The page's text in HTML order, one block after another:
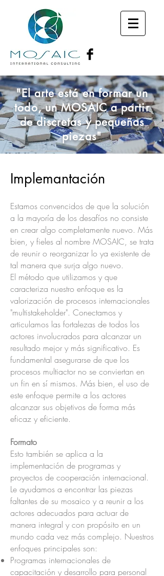
"El arte está en formar un
todo, un MOSAIC a partir
de discretas y pequeñas
piezas"
Implemantación
Estamos convencidos de que la solución
a la mayoría de los desafíos no consiste
en crear algo completamente nuevo. Más
bien, y fieles al nombre MOSAIC, se trata
de reunir o reorganizar lo ya existente de
tal manera que surja algo nuevo.
El método que utilizamos y que
caracteriza nuestro enfoque es la
valorización de procesos internacionales
"multistakeholder". Conectamos y
articulamos las fortalezas de todos los
actores involucrados para alcanzar un
resultado mejor y más significativo. Es
fundamental asegurarse de que los
procesos multiactor no se conviertan en
un fin en sí mismos. Más bien, el uso de
este enfoque permite a los actores
alcanzar sus objetivos de forma más
eficaz y eficiente.
Formato
Esto también se aplica a la
implementación de programas y
proyectos de cooperación internacional.
Le ayudamos a encontrar las piezas
faltantes de su mosaico y a reunir a los
actores adecuados para actuar de
manera integral y con propósito en un
mundo cada vez más complejo. Nuestros
enfoques principales son:
Programas internacionales de
capacitación y desarrollo para personal